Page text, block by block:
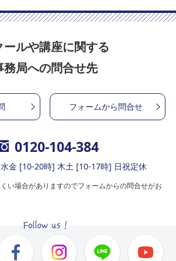
ールや講座に関する
務局への問合せ先
フォームから問合せ
0120-104-384
金 [10-20時] 木土 [10-17時] 日祝定休
い場合がありますのでフォームからの問合せがお